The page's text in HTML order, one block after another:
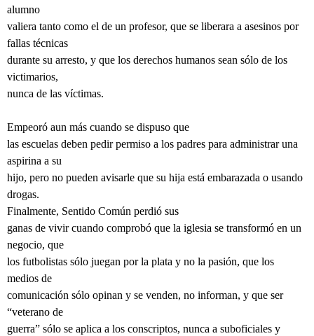
alumno
valiera tanto como el de un profesor, que se liberara a asesinos por
fallas técnicas
durante su arresto, y que los derechos humanos sean sólo de los
victimarios,
nunca de las víctimas.
Empeoró aun más cuando se dispuso que
las escuelas deben pedir permiso a los padres para administrar una
aspirina a su
hijo, pero no pueden avisarle que su hija está embarazada o usando
drogas.
Finalmente, Sentido Común perdió sus
ganas de vivir cuando comprobó que la iglesia se transformó en un
negocio, que
los futbolistas sólo juegan por la plata y no la pasión, que los
medios de
comunicación sólo opinan y se venden, no informan, y que ser
“veterano de
guerra” sólo se aplica a los conscriptos, nunca a suboficiales y